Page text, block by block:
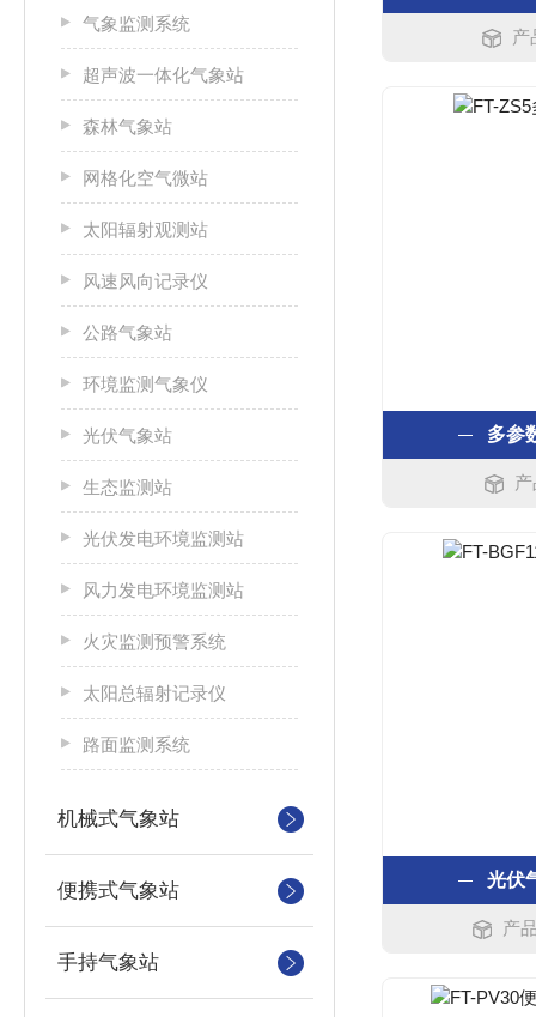
气象监测系统
超声波一体化气象站
森林气象站
网格化空气微站
太阳辐射观测站
风速风向记录仪
公路气象站
环境监测气象仪
光伏气象站
生态监测站
光伏发电环境监测站
风力发电环境监测站
火灾监测预警系统
太阳总辐射记录仪
路面监测系统
机械式气象站
便携式气象站
手持气象站
产
多参
光伏
产